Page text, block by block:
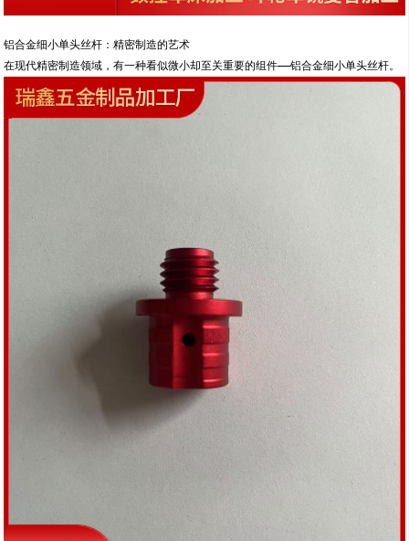
铝合金细小单头丝杆：精密制造的艺术
在现代精密制造领域，有一种看似微小却至关重要的组件——铝合金细小单头丝杆。